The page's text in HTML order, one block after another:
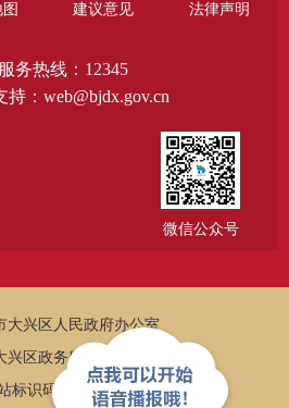
建议意见 法律声明
务热线：12345
持：web@bjdx.gov.cn
微信公众号
大兴区人民政府办公室
区政务服务和数据管理局
标识码：1101150005